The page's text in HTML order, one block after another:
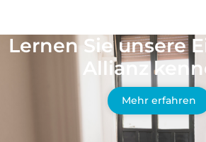
Lernen Sie unsere
Allianz
Mehr erfahren